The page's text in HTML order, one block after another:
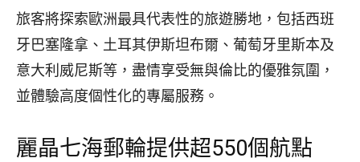
旅客將探索歐洲最具代表性的旅遊勝地，包括西班
牙巴塞隆拿、土耳其伊斯坦布爾、葡萄牙里斯本及
意大利威尼斯等，盡情享受無與倫比的優雅氛圍，
並體驗高度個性化的專屬服務。
麗晶七海郵輪提供超550個航點